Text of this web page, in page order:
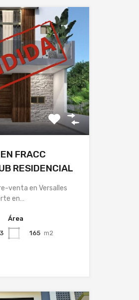
FRACC
RESIDENCIAL
venta en Versalles
en…
3
Área
165 m2